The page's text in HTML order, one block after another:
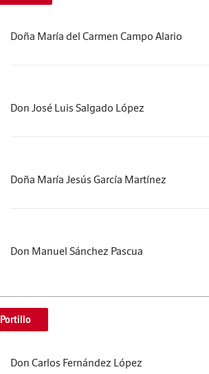
Doña María del Carmen Campo Alario
Don José Luis Salgado López
Doña María Jesús García Martínez
Don Manuel Sánchez Pascua
Portillo
Don Carlos Fernández López